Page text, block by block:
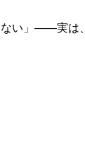
ない」——実は、